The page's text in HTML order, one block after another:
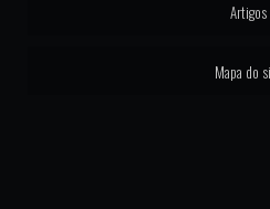
Artigos
Mapa do